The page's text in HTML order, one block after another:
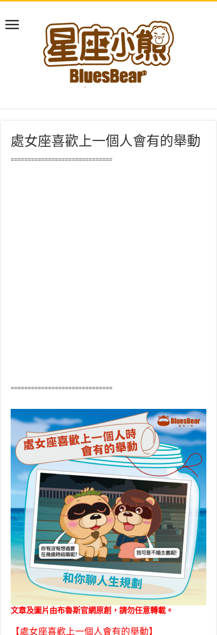
處女座喜歡上一個人會有的舉動
==============================
==============================
文章及圖片由布魯斯官網原創，請勿任意轉載。
【處女座喜歡上一個人會有的舉動】